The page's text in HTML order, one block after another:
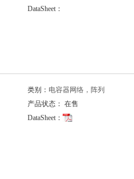
DataSheet：
类别： 电容器网络，阵列
产品状态： 在售
DataSheet：